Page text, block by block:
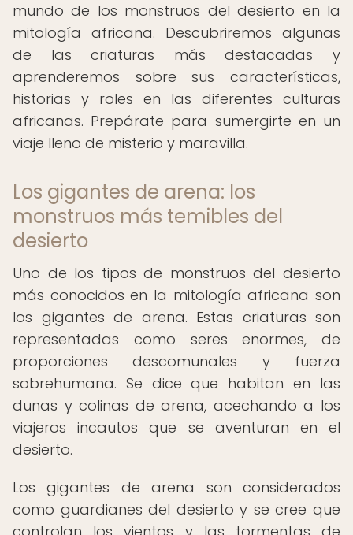
mundo de los monstruos del desierto en la
mitología africana. Descubriremos algunas
de las criaturas más destacadas y
aprenderemos sobre sus características,
historias y roles en las diferentes culturas
africanas. Prepárate para sumergirte en un
viaje lleno de misterio y maravilla.
Los gigantes de arena: los
monstruos más temibles del
desierto
Uno de los tipos de monstruos del desierto
más conocidos en la mitología africana son
los gigantes de arena. Estas criaturas son
representadas como seres enormes, de
proporciones descomunales y fuerza
sobrehumana. Se dice que habitan en las
dunas y colinas de arena, acechando a los
viajeros incautos que se aventuran en el
desierto.
Los gigantes de arena son considerados
como guardianes del desierto y se cree que